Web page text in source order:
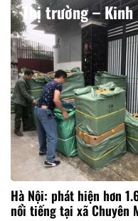
Thị trường – Kinh
Hà Nội: phát hiện hơn
nổi tiếng tại xã Chuyên